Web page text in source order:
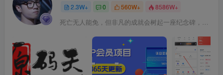
2.3W+ 0 560W+ 8586W+
死亡无人能免，但非凡的成就会树起一座纪念碑，它将一直立到太阳冷却之时